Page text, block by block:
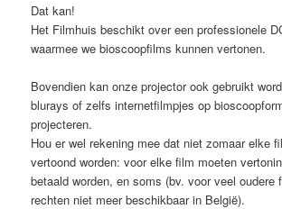
Dat kan!
Het Filmhuis beschikt over een professionele
waarmee we bioscoopfilms kunnen vertonen.
Bovendien kan onze projector ook gebruikt
blurays of zelfs internetfilmpjes op
projecteren.
Hou er wel rekening mee dat niet zomaar elke
vertoond worden: voor elke film moeten
betaald worden, en soms (bv. voor veel oudere
rechten niet meer beschikbaar in België).